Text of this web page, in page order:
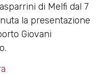
di Melfi dal 7
la presentazione
Giovani